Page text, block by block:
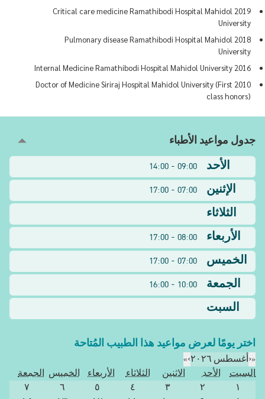
2019 Critical care medicine Ramathibodi Hospital Mahidol
University
2018 Pulmonary disease Ramathibodi Hospital Mahidol
University
2016 Internal Medicine Ramathibodi Hospital Mahidol University
2010 Doctor of Medicine Siriraj Hospital Mahidol University (First
class honors)
جدول مواعيد الأطباء
الأحد
09:00 - 14:00
الإثنين
07:00 - 17:00
الثلاثاء
الأربعاء
08:00 - 17:00
الخميس
07:00 - 17:00
الجمعة
10:00 - 16:00
السبت
اختر يومًا لعرض مواعيد هذا الطبيب المُتاحة
«
‹أغسطس ٢٠٢٦ ›
»
السبت
الأحد الاثنين الثلاثاء الأربعاء الخميس الجمعة
١
٢ ٣ ٤ ٥ ٦
٧